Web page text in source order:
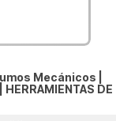
Mecánicos |
HERRAMIENTAS DE